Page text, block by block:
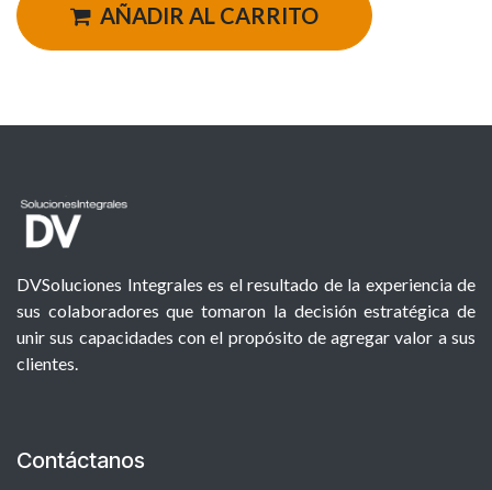
AÑADIR AL CARRITO
DVSoluciones Integrales es el resultado de la experiencia de
sus colaboradores que tomaron la decisión estratégica de
unir sus capacidades con el propósito de agregar valor a sus
clientes.
Contáctanos